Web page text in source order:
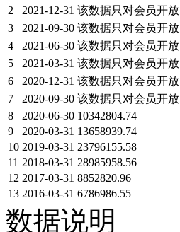
2
2021-12-31 该数据只对会员开放
3
2021-09-30 该数据只对会员开放
4
2021-06-30 该数据只对会员开放
5
2021-03-31 该数据只对会员开放
6
2020-12-31 该数据只对会员开放
7
2020-09-30 该数据只对会员开放
8
2020-06-30 10342804.74
9
2020-03-31 13658939.74
10 2019-03-31 23796155.58
11 2018-03-31 28985958.56
12 2017-03-31 8852820.96
13 2016-03-31 6786986.55
数据说明